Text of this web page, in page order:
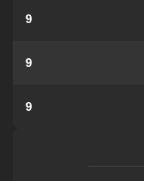
9
9
9